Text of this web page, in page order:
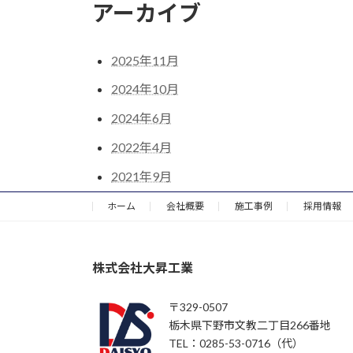
アーカイブ
2025年11月
2024年10月
2024年6月
2022年4月
2021年9月
ホーム 会社概要 施工事例 採用情報
株式会社大昇工業
〒329-0507
栃木県下野市文教二丁目266番地
TEL：0285-53-0716（代）